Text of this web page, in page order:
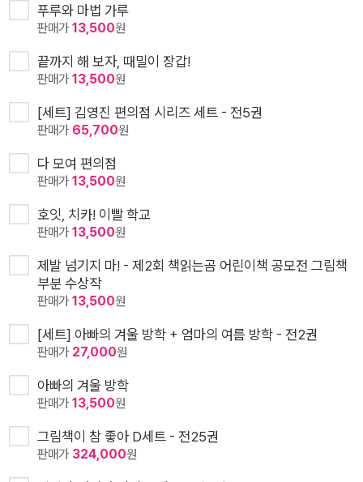
푸루와 마법 가루
판매가13,500원
끝까지 해 보자, 때밀이 장갑!
판매가13,500원
[세트] 김영진 편의점 시리즈 세트 - 전5권
판매가 65,700원
다 모여 편의점
판매가13,500원
호잇, 치카! 이빨 학교
판매가13,500원
제발 넘기지 마! - 제2회 책읽는곰 어린이책 공모전 그림책
부분 수상작
판매가13,500원
[세트] 아빠의 겨울 방학 + 엄마의 여름 방학 - 전2권
판매가 27,000원
아빠의 겨울 방학
판매가13,500원
그림책이 참 좋아 D세트 - 전25권
판매가 324,000원